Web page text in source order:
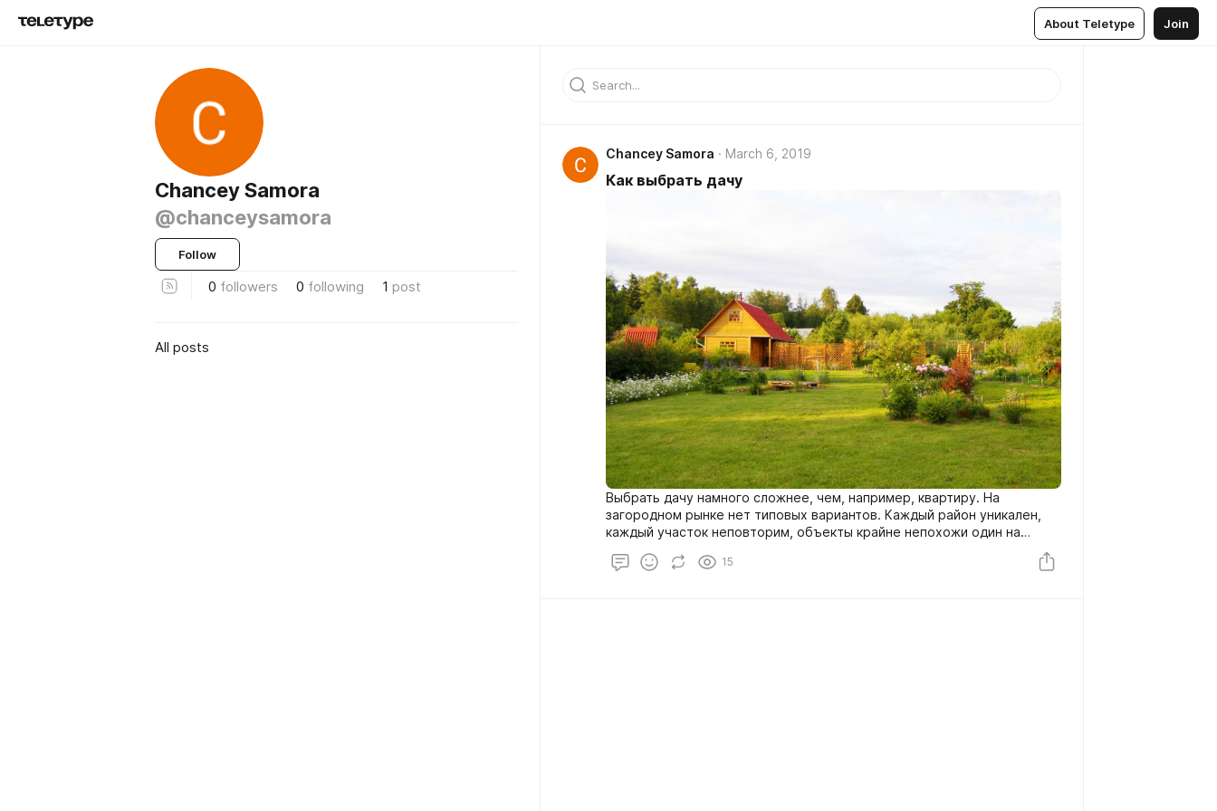
About Teletype Join
Chancey Samora
@chanceysamora
Follow
0 followers 0 following 1 post
All posts
Chancey Samora March 6, 2019
Как выбрать дачу
Выбрать дачу намного сложнее, чем, например, квартиру. На
загородном рынке нет типовых вариантов. Каждый район уникален,
каждый участок неповторим, объекты крайне непохожи один на
15